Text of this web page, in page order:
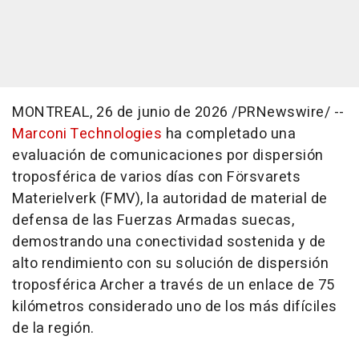
MONTREAL, 26 de junio de 2026 /PRNewswire/ --
Marconi Technologies ha completado una
evaluación de comunicaciones por dispersión
troposférica de varios días con Försvarets
Materielverk (FMV), la autoridad de material de
defensa de las Fuerzas Armadas suecas,
demostrando una conectividad sostenida y de
alto rendimiento con su solución de dispersión
troposférica Archer a través de un enlace de 75
kilómetros considerado uno de los más difíciles
de la región.